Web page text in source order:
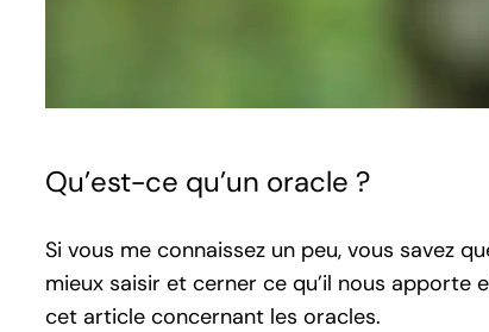
Qu’est-ce qu’un oracle ?
Si vous me connaissez un peu, vous savez
mieux saisir et cerner ce qu’il nous
cet article concernant les oracles.